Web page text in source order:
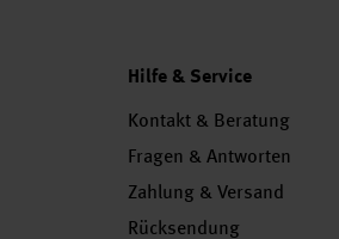
Hilfe & Service
Kontakt & Beratung
Fragen & Antworten
Zahlung & Versand
Rücksendung